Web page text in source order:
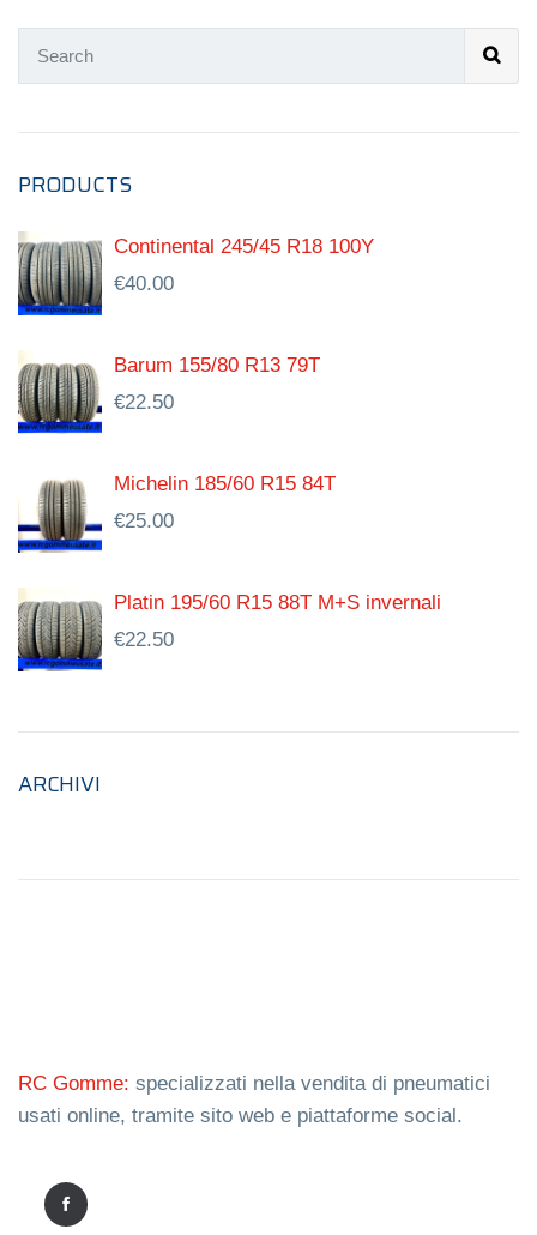
PRODUCTS
Continental 245/45 R18 100Y
€40.00
Barum 155/80 R13 79T
€22.50
Michelin 185/60 R15 84T
€25.00
Platin 195/60 R15 88T M+S invernali
€22.50
ARCHIVI
RC Gomme: specializzati nella vendita di pneumatici
usati online, tramite sito web e piattaforme social.